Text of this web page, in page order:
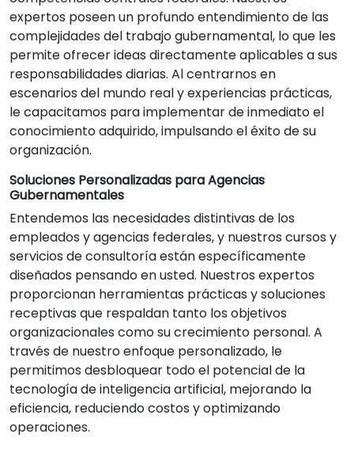
expertos poseen un profundo entendimiento de las
complejidades del trabajo gubernamental, lo que les
permite ofrecer ideas directamente aplicables a sus
responsabilidades diarias. Al centrarnos en
escenarios del mundo real y experiencias prácticas,
le capacitamos para implementar de inmediato el
conocimiento adquirido, impulsando el éxito de su
organización.
Soluciones Personalizadas para Agencias
Gubernamentales
Entendemos las necesidades distintivas de los
empleados y agencias federales, y nuestros cursos y
servicios de consultoría están específicamente
diseñados pensando en usted. Nuestros expertos
proporcionan herramientas prácticas y soluciones
receptivas que respaldan tanto los objetivos
organizacionales como su crecimiento personal. A
través de nuestro enfoque personalizado, le
permitimos desbloquear todo el potencial de la
tecnología de inteligencia artificial, mejorando la
eficiencia, reduciendo costos y optimizando
operaciones.